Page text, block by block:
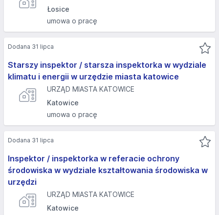
Łosice
umowa o pracę
Starszy inspektor / starsza inspektorka w wydziale
klimatu i energii w urzędzie miasta katowice
URZĄD MIASTA KATOWICE
Katowice
umowa o pracę
Dodana 31 lipca
Inspektor / inspektorka w referacie ochrony
środowiska w wydziale kształtowania środowiska w
urzędzi
URZĄD MIASTA KATOWICE
Katowice
Dodana 31 lipca